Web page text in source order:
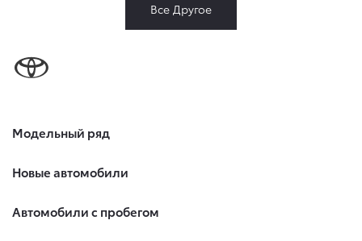
Все Другое
Модельный ряд
Новые автомобили
Автомобили с пробегом